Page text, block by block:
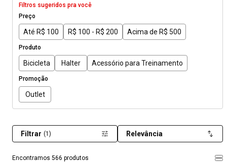
Filtros sugeridos pra você
Preço
Até R$ 100 R$ 100 - R$ 200 Acima de R$ 500
Produto
Bicicleta Halter Acessório para Treinamento
Promoção
Outlet
Encontramos 566 produtos
Filtrar (1) Relevância